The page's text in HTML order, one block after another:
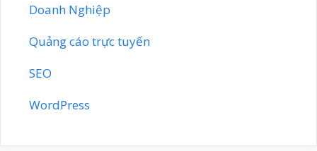
Doanh Nghiệp
Quảng cáo trực tuyến
SEO
WordPress